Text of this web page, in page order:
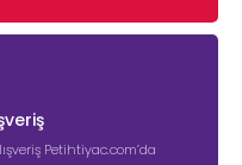
Petihtiyac.com’da